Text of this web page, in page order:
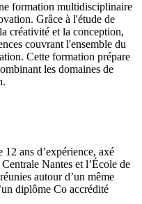
formation multidisciplinaire
Grâce à l'étude de
créativité et la conception,
couvrant l'ensemble du
Cette formation prépare
les domaines de
ans d’expérience, axé
Nantes et l’École de
autour d’un même
diplôme Co accrédité